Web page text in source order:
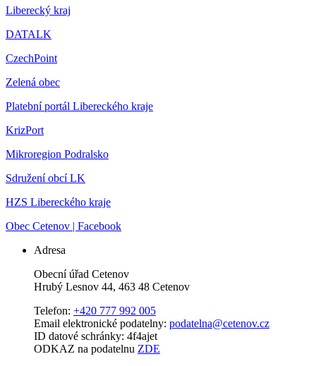
Liberecký kraj
DATALK
CzechPoint
Zelená obec
Platební portál Libereckého kraje
KrizPort
Mikroregion Podralsko
Sdružení obcí LK
HZS Libereckého kraje
Obec Cetenov | Facebook
Adresa
Obecní úřad Cetenov
Hrubý Lesnov 44, 463 48 Cetenov
Telefon: +420 777 992 005
Email elektronické podatelny: podatelna@cetenov.cz
ID datové schránky: 4f4ajet
ODKAZ na podatelnu ZDE